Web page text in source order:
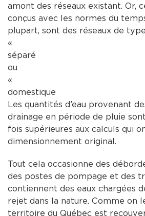
amont des réseaux existant. Or,
conçus avec les normes du
plupart, sont des réseaux de type
«
ou
«
Les quantités d’eau provenant
drainage en période de pluie
fois supérieures aux calculs qui
dimensionnement original.
Tout cela occasionne des
des postes de pompage et des
contiennent des eaux chargées
rejet dans la nature. Comme on
territoire du Québec est